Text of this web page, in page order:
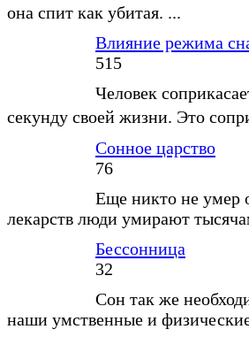
она спит как убитая. ...
Влияние режима
515
Человек
секунду своей жизни. Это
Сонное царство
76
Еще никто не умер
лекарств люди умирают
Бессонница
32
Сон так же
наши умственные и